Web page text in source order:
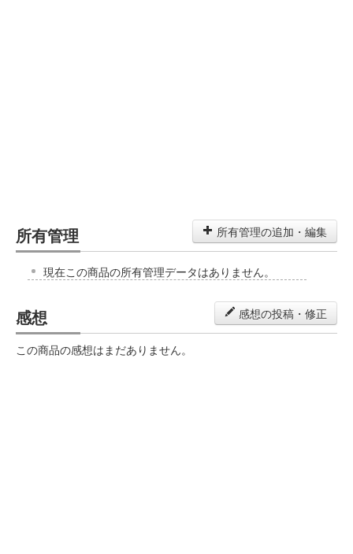
所有管理 所有管理の追加・編集
現在この商品の所有管理データはありません。
感想 感想の投稿・修正
この商品の感想はまだありません。